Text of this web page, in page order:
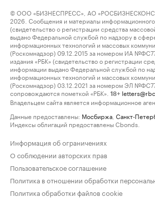
© ООО «БИЗНЕСПРЕСС», АО
2026. Сообщения и материалы информационного
(свидетельство о регистрации средства
выдано Федеральной службой по надзору в
информационных технологий и массовых
(Роскомнадзор) 09.12.2015 за номером ИА
издания «РБК» (свидетельство о регистрации
информации выдано Федеральной службой по
информационных технологий и массовых
(Роскомнадзор) 03.12.2021 за номером ЭЛ
сопровождаются пометкой «РБК».
18+
Владельцем сайта является информационное
Данные предоставлены: Мосбиржа Санкт-
Индексы облигаций предоставлены Cbonds.
Информация об ограничениях
О соблюдении авторских прав
Пользовательское соглашение
Политика в отношении обработки
Политика обработки файлов cookie